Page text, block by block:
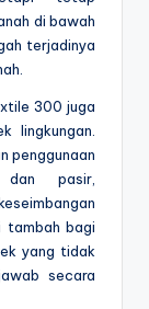
di bawah
terjadinya
300 juga
lingkungan.
penggunaan
pasir,
tambah bagi
yang tidak
secara